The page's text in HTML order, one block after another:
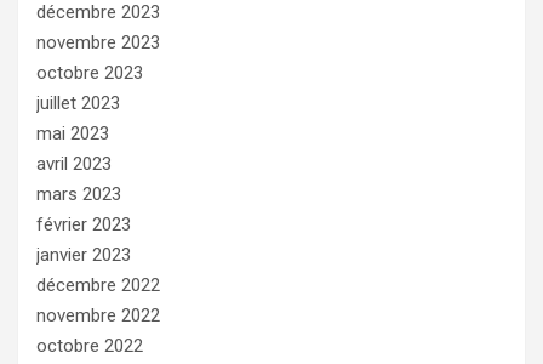
décembre 2023
novembre 2023
octobre 2023
juillet 2023
mai 2023
avril 2023
mars 2023
février 2023
janvier 2023
décembre 2022
novembre 2022
octobre 2022